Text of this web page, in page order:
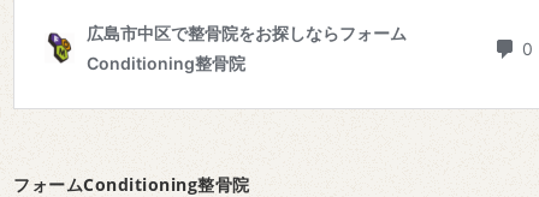
フォームConditioning整骨院